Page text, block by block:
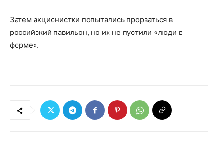
Затем акционистки попытались прорваться в
российский павильон, но их не пустили «люди в
форме».